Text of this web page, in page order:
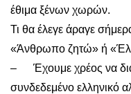
έθιμα ξένων χωρών.
Τι θα έλεγε άραγε
«Άνθρωπο ζητώ» ή
– Έχουμε χρέος να
συνδεδεμένο ελληνικό